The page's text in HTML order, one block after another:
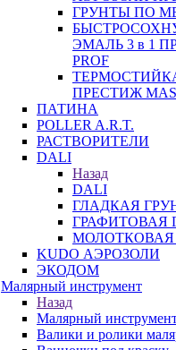
ГРУНТЫ ПО
ЭМАЛЬ 3 в 1
PROF
ПРЕСТИЖ
ПАТИНА
POLLER A.R.T.
РАСТВОРИТЕЛИ
DALI
Назад
DALI
ГЛАДКАЯ
ГРАФИТОВАЯ
МОЛОТКОВАЯ
KUDO АЭРОЗОЛИ
ЭКОДОМ
Малярный инструмент
Назад
Малярный
Валики и ролики